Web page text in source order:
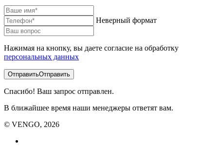
Неверный формат
Нажимая на кнопку, вы даете согласие на обработку
персональных данных
ОтправитьОтправить
Спасибо! Ваш запрос отправлен.
В ближайшее время наши менеджеры ответят вам.
© VENGO, 2026